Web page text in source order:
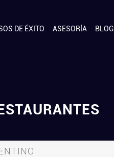
DE ÉXITO ASESORÍA BLOG